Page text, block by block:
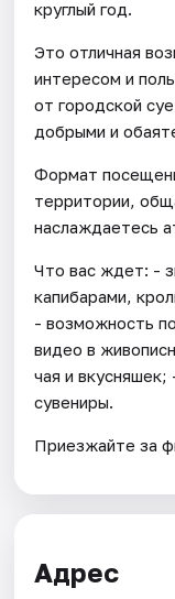
круглый год.
Это отличная
интересом и
от городской
добрыми и
Формат
территории,
наслаждаетесь
Что вас ждет: -
капибарами,
- возможность
видео в
чая и
сувениры.
Приезжайте за
Адрес